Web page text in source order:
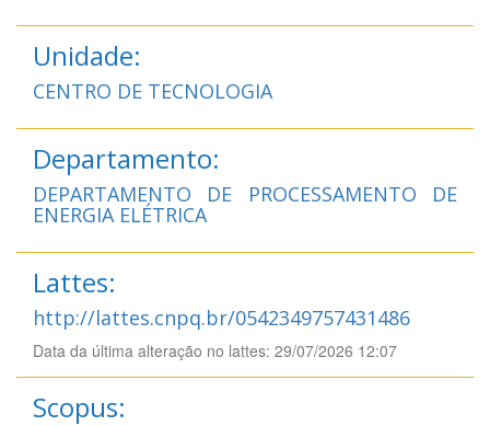
Unidade:
CENTRO DE TECNOLOGIA
Departamento:
DEPARTAMENTO DE PROCESSAMENTO DE
ENERGIA ELÉTRICA
Lattes:
http://lattes.cnpq.br/0542349757431486
Data da última alteração no lattes: 29/07/2026 12:07
Scopus: